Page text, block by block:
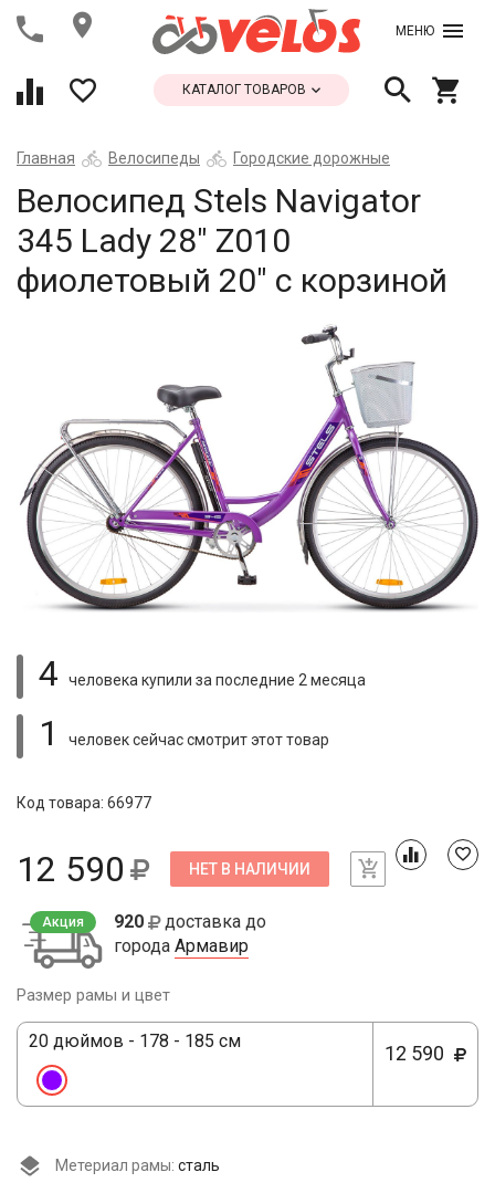
МЕНЮ
КАТАЛОГ ТОВАРОВ
Главная Велосипеды Городские дорожные
Велосипед Stels Navigator
345 Lady 28" Z010
фиолетовый 20" с корзиной
4 человека купили за последние 2 месяца
1 человек сейчас смотритэтот товар
Код товара: 66977
12 590 НЕТ В НАЛИЧИИ
Акция 920
доставка до
города Армавир
Размер рамы и цвет
20 дюймов - 178 - 185 см
12 590
Метериал рамы: сталь